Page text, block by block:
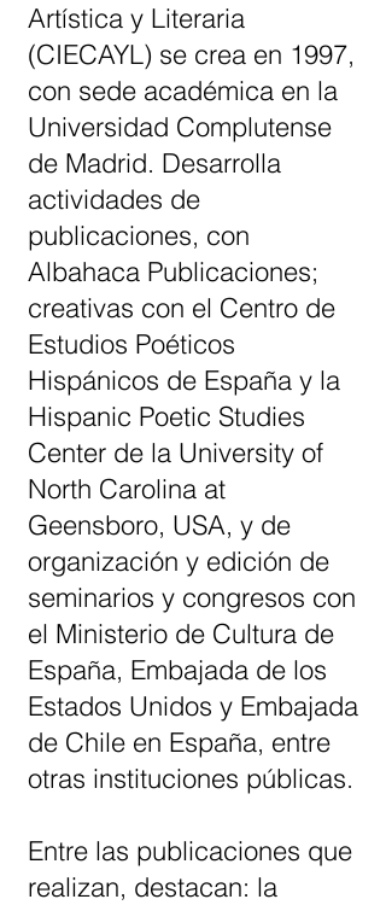
Artística y Literaria
(CIECAYL) se crea en 1997,
con sede académica en la
Universidad Complutense
de Madrid. Desarrolla
actividades de
publicaciones, con
Albahaca Publicaciones;
creativas con el Centro de
Estudios Poéticos
Hispánicos de España y la
Hispanic Poetic Studies
Center de la University of
North Carolina at
Geensboro, USA, y de
organización y edición de
seminarios y congresos con
el Ministerio de Cultura de
España, Embajada de los
Estados Unidos y Embajada
de Chile en España, entre
otras instituciones públicas.
Entre las publicaciones que
realizan, destacan: la